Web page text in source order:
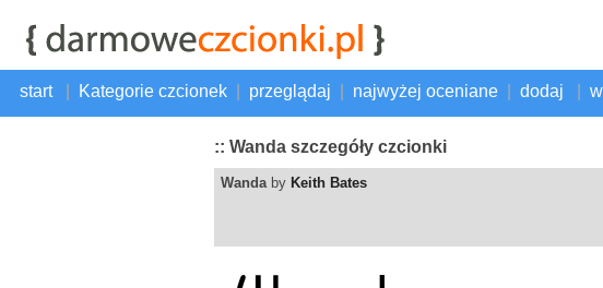
start Kategorie czcionek przeglądaj najwyżej oceniane dodaj
:: Wanda szczegóły czcionki
Wandaby Keith Bates